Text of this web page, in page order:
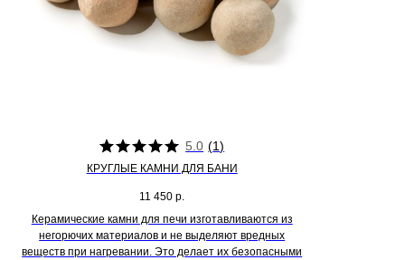
5.0 (1)
КРУГЛЫЕ КАМНИ ДЛЯ БАНИ
11 450 р.
Керамические камни для печи изготавливаются из
негорючих материалов и не выделяют вредных
веществ при нагревании. Это делает их безопасными